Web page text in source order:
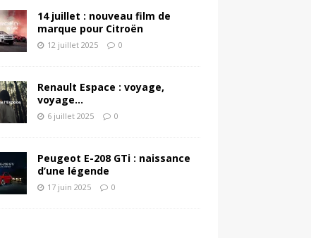
14 juillet : nouveau film de
marque pour Citroën
12 juillet 2025 0
Renault Espace : voyage,
voyage…
6 juillet 2025 0
Peugeot E-208 GTi : naissance
d’une légende
17 juin 2025 0